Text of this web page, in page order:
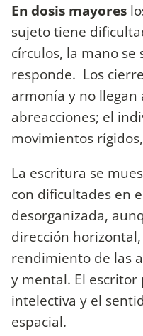
En dosis mayores
sujeto tiene
círculos, la mano
responde. Los
armonía y no
abreacciones; el
movimientos
La escritura se
con dificultades en
desorganizada,
dirección
rendimiento de las
y mental. El
intelectiva y el
espacial.